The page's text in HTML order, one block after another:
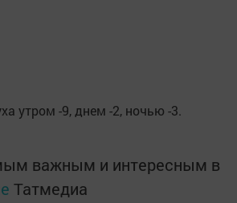
утром -9, днем -2, ночью -3.
важным и интересным в
Татмедиа